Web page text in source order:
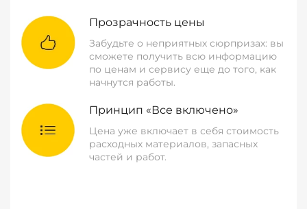
Прозрачность цены
Забудьте о неприятных сюрпризах: вы
сможете получить всю информацию
по ценам и сервису еще до того, как
начнутся работы.
Принцип «Все включено»
Цена уже включает в себя стоимость
расходных материалов, запасных
частей и работ.